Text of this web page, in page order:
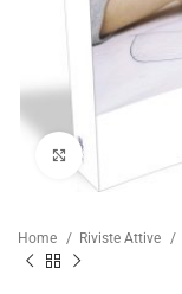
Click to enlarge
Home Riviste Attive